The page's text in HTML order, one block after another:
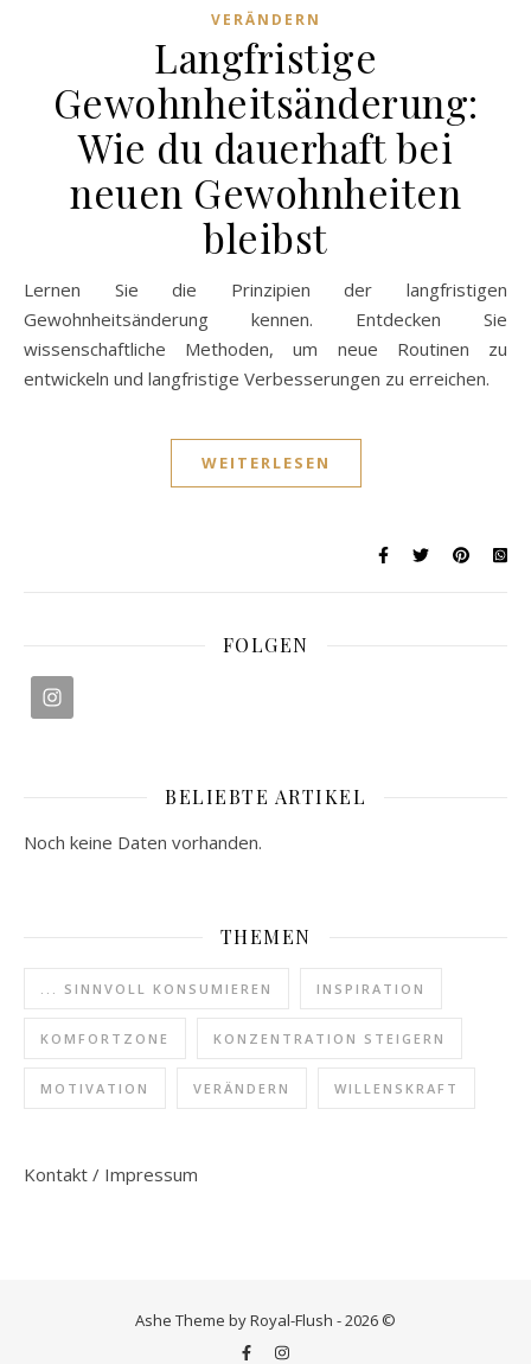
VERÄNDERN
Langfristige
Gewohnheitsänderung:
Wie du dauerhaft bei
neuen Gewohnheiten
bleibst
Lernen Sie die Prinzipien der langfristigen
Gewohnheitsänderung kennen. Entdecken Sie
wissenschaftliche Methoden, um neue Routinen zu
entwickeln und langfristige Verbesserungen zu erreichen.
WEITERLESEN
FOLGEN
BELIEBTE ARTIKEL
Noch keine Daten vorhanden.
THEMEN
... SINNVOLL KONSUMIEREN INSPIRATION
KOMFORTZONE KONZENTRATION STEIGERN
MOTIVATION VERÄNDERN WILLENSKRAFT
Kontakt / Impressum
Ashe Theme by Royal-Flush - 2026 ©